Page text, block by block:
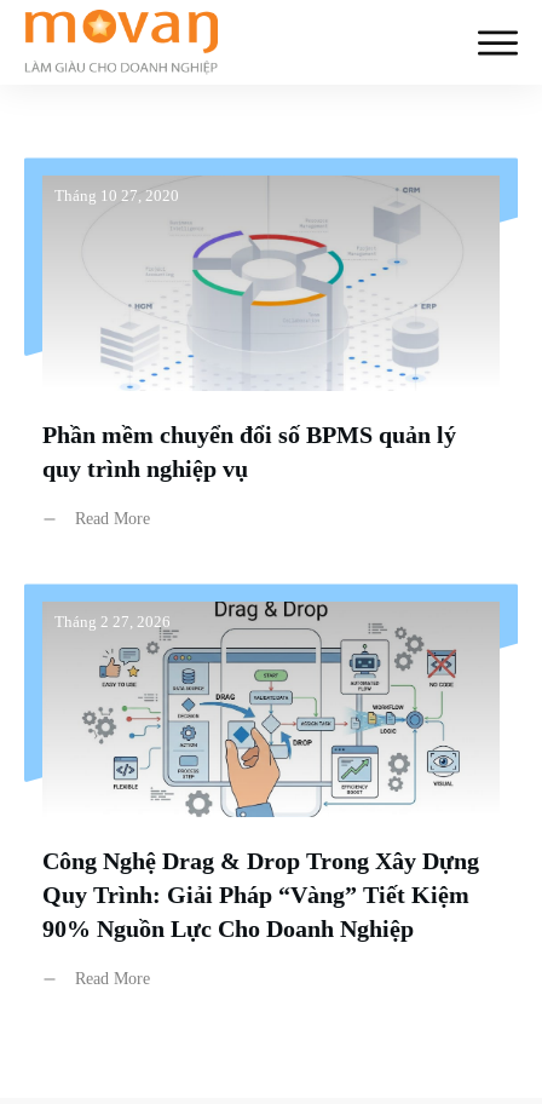
Tháng 10 27, 2020
Phần mềm chuyển đổi số BPMS quản lý
quy trình nghiệp vụ
Read More
Tháng 2 27, 2026
Công Nghệ Drag & Drop Trong Xây Dựng
Quy Trình: Giải Pháp “Vàng” Tiết Kiệm
90% Nguồn Lực Cho Doanh Nghiệp
Read More